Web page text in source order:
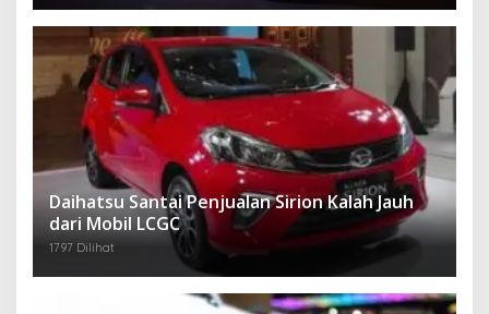
Daihatsu Santai Penjualan Sirion Kalah Jauh
dari Mobil LCGC
1797 Dilihat